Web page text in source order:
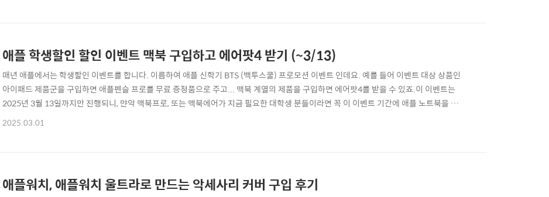
애플 학생할인 할인 이벤트 맥북 구입하고 에어팟4 받기 (~3/13)
매년 애플에서는 학생할인 이벤트를 합니다. 이름하여 애플 신학기 BTS (백투스쿨) 프로모션 이벤트 인데요. 예를 들어 이벤트 대상 상품인
아이패드 제품군을 구입하면 애플펜슬 프로를 무료 증정품으로 주고... 맥북 계열의 제품을 구입하면 에어팟4를 받을 수 있죠.이 이벤트는
2025년 3월 13일까지만 진행되니, 먄악 맥북프로, 또는 맥북에어가 지금 필요한 대학생 분들이라면 꼭 이 이벤트 기간에 애플 노트북을 구
입하시는 것이 큰 이득이겠죠. 제 경우에는 이번에 맥북프로 M4 Pro 모델을 구입하고자 계획하고 있기에, 맥북프로 M4 모델을 구입 시 어
2025.03.01
애플워치, 애플워치 울트라로 만드는 악세사리 커버 구입 후기